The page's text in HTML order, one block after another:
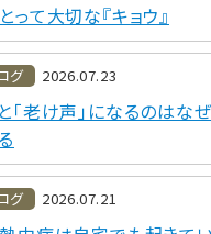
って大切な『キョウ』
2026.07.23
グ
「老け声」になるのはな
2026.07.21
グ